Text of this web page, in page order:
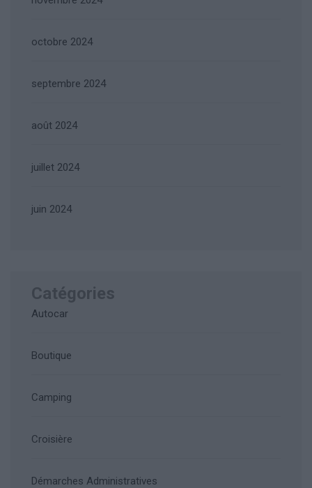
octobre 2024
septembre 2024
août 2024
juillet 2024
juin 2024
Catégories
Autocar
Boutique
Camping
Croisière
Démarches Administratives